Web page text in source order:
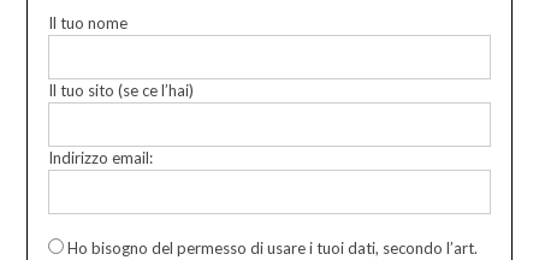
Il tuo nome
Il tuo sito (se ce l’hai)
Indirizzo email:
Ho bisogno del permesso di usare i tuoi dati, secondo l’art.